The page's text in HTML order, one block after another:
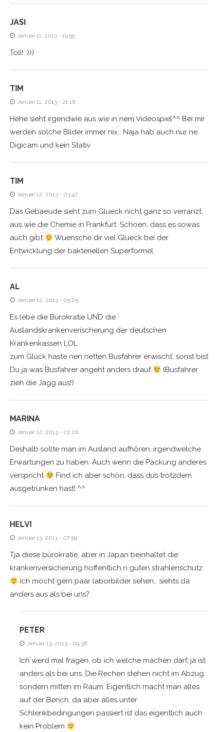
JASI
Januar 11, 2013 - 19:55
Toll! :)))
TIM
Januar 11, 2013 - 21:16
Hehe sieht irgendwie aus wie in nem Videospiel^^ Bei mir
werden solche Bilder immer nix… Naja hab auch nur ne
Digicam und kein Stativ
TIM
Januar 12, 2013 - 03:47
Das Gebaeude sieht zum Glueck nicht ganz so verranzt
aus wie die Chemie in Frankfurt. Schoen, dass es sowas
auch gibt
Wuensche dir viel Glueck bei der
Entwicklung der bakteriellen Superformel.
AL
Januar 12, 2013 - 05:05
Es lebe die Bürokratie UND die
Auslandskrankenverischerung der deutschen
Krankenkassen LOL
zum Glück haste nen netten Busfahrer erwischt, sonst bist
Du ja was Busfahrer angeht anders drauf
(Busfahrer
zieh die Jagg aus!)
MARINA
Januar 12, 2013 - 22:26
Deshalb sollte man im Ausland aufhören, irgendwelche
Erwartungen zu haben. Auch wenn die Packung anderes
verspricht
Find ich aber schön, dass dus trotzdem
ausgetrunken hast! ^^
HELVI
Januar 13, 2013 - 07:59
Tja diese bürokratie, aber in Japan beinhaltet die
krankenversicherung hoffentlich n guten strahlenschutz
ich möcht gern paar laborbilder sehen… siehts da
anders aus als bei uns?
PETER
Januar 13, 2013 - 09:36
Ich werd mal fragen, ob ich welche machen darf, ja ist
anders als bei uns. Die Rechen stehen nicht im Abzug
sondern mitten im Raum. Eigentlich macht man alles
auf der Bench, da aber alles unter
Schlenkbedingungen passiert ist das eigentlich auch
kein Problem